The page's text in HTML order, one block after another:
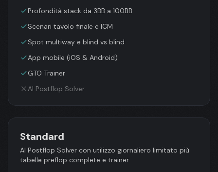
Profondità stack da 3BB a 100BB
Scenari tavolo finale e ICM
Spot multiway e blind vs blind
App mobile (iOS & Android)
GTO Trainer
AI Postflop Solver
Standard
AI Postflop Solver con utilizzo giornaliero limitato più
tabelle preflop complete e trainer.